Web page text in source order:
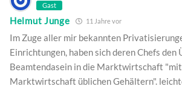
Gast
Helmut Junge 11 Jahre vor
Im Zuge aller mir bekannten
Einrichtungen, haben sich deren Chefs den
Beamtendasein in die Marktwirtschaft
Marktwirtschaft üblichen Gehältern".